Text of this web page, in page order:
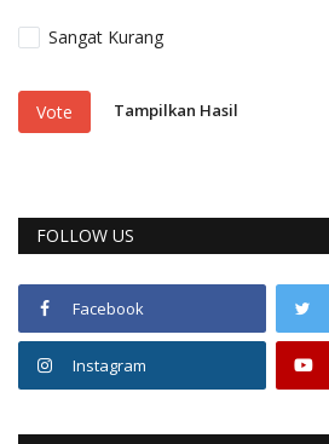
Sangat Kurang
Vote Tampilkan Hasil
FOLLOW US
Facebook
Instagram